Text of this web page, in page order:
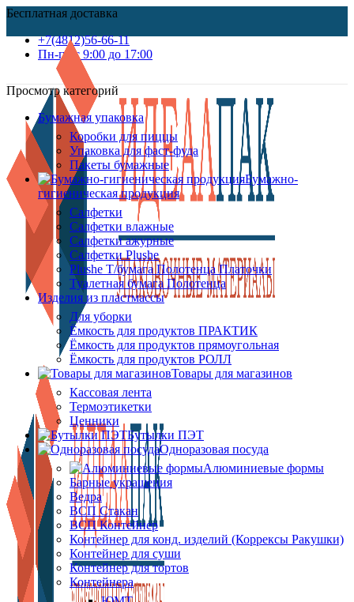
Бесплатная доставка
+7(4812)56-66-11
Пн-пт c 9:00 до 17:00
Просмотр категорий
Бумажная упаковка
Коробки для пиццы
Упаковка для фаст-фуда
Пакеты бумажные
Бумажно-
гигиеническая продукция
Салфетки
Салфетки влажные
Салфетки ажурные
Салфетки Plushe
Plushe Т/бумага Полотенца Платочки
Туалетная бумага Полотенца
Изделия из пластмассы
Для уборки
Ёмкость для продуктов ПРАКТИК
Ёмкость для продуктов прямоугольная
Ёмкость для продуктов РОЛЛ
Товары для магазинов
Кассовая лента
Термоэтикетки
Ценники
Бутылки ПЭТ
Одноразовая посуда
Алюминиевые формы
Барные украшения
Ведра
ВСП Стакан
ВСП Контейнер
Контейнер для конд. изделий (Коррексы Ракушки)
Контейнер для суши
Контейнер для тортов
Контейнера